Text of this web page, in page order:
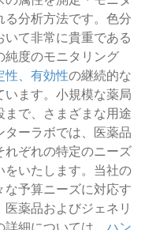
分析方法です。色分
て非常に貴重である
純度のモニタリング
性、有効性の継続的な
ます。小規模な薬局
で、さまざまな用途
ーラボでは、医薬品
ぞれの特定のニーズ
をいたします。当社の
予算ニーズに対応す
薬品およびジェネリ